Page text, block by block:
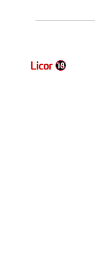
Licor